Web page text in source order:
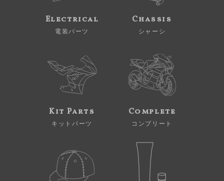
Electrical
電装パーツ
Chassis
シャーシ
Kit Parts
キットパーツ
Complete
コンプリート